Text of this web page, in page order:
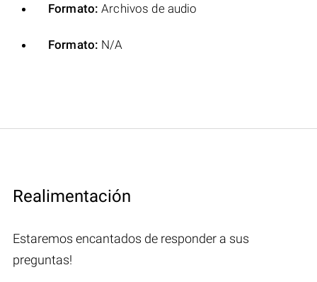
Formato: Archivos de audio
Formato: N/A
Realimentación
Estaremos encantados de responder a sus
preguntas!